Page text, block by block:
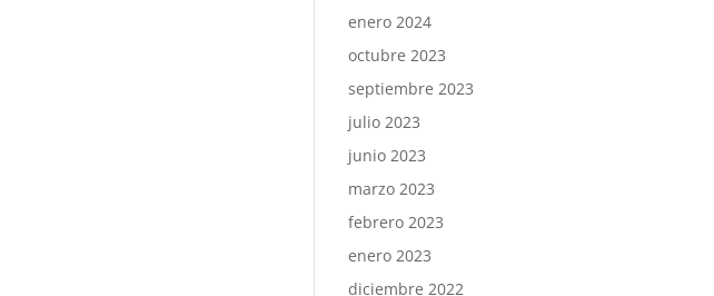
enero 2024
octubre 2023
septiembre 2023
julio 2023
junio 2023
marzo 2023
febrero 2023
enero 2023
diciembre 2022